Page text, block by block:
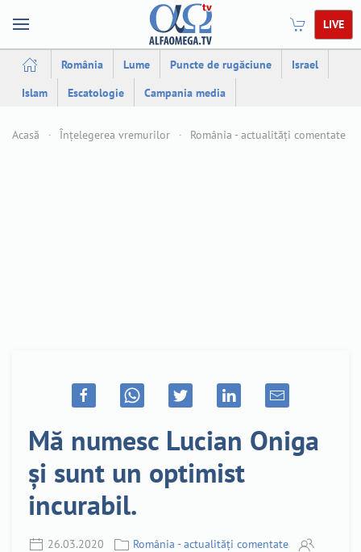
LIVE
România Lume Puncte de rugăciune
Israel
Islam
Escatologie Campania media
Acasă Înțelegerea vremurilor România - actualități comentate
Mă numesc Lucian Oniga
și sunt un optimist
incurabil.
26.03.2020
România - actualități comentate